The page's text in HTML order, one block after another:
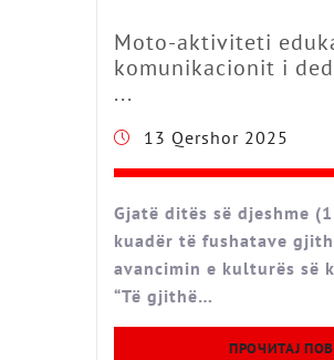
Moto-aktiviteti
komunikacionit i
...
13 Qershor 2025
Gjatë ditës së djeshme
kuadër të fushatave
avancimin e kulturës së
“Të gjithë…
ПРОЧИТАЈ